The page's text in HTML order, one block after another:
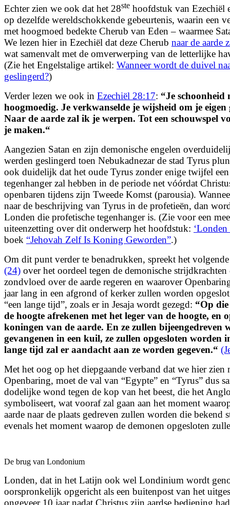
Echter zien we ook dat het 28ste hoofdstuk van Ezechiël
op dezelfde wereldschokkende gebeurtenis, waarin een
met hoogmoed bedekte Cherub van Eden – waarmee
We lezen hier in Ezechiël dat deze Cherub naar de aarde
wat samenvalt met de omverwerping van de letterlijke
(Zie het Engelstalige artikel: Wanneer wordt de duivel
geslingerd?)
Verder lezen we ook in Ezechiël 28:17: “Je schoonheid
hoogmoedig. Je verkwanselde je wijsheid om je
Naar de aarde zal ik je werpen. Tot een schouwspel
je maken.“
Aangezien Satan en zijn demonische engelen
werden geslingerd toen Nebukadnezar de stad Tyrus
ook duidelijk dat het oude Tyrus zonder enige twijfel
tegenhanger zal hebben in de periode net vóórdat
openbaren tijdens zijn Tweede Komst (parousia).
naar de beschrijving van Tyrus in de profetieën, dan
Londen die profetische tegenhanger is. (Zie voor een
uiteenzetting over dit onderwerp het hoofdstuk: ‘Londen
boek “Jehovah Zelf Is Koning Geworden”.)
Om dit punt verder te benadrukken, spreekt het
(24) over het oordeel tegen de demonische strijdkrachten
zondvloed over de aarde regeren en waarover
jaar lang in een afgrond of kerker zullen worden
“een lange tijd”, zoals er in Jesaja wordt gezegd: “Op
de hoogte afrekenen met het leger van de hoogte, en
koningen van de aarde. En ze zullen bijeengedreven
gevangenen in een kuil, ze zullen opgesloten worden
lange tijd zal er aandacht aan ze worden gegeven.“
Met het oog op het diepgaande verband dat we hier zien
Openbaring, moet de val van “Egypte” en “Tyrus” dus
dodelijke wond tegen de kop van het beest, die het
symboliseert, wat vooraf zal gaan aan het moment
aarde naar de plaats gedreven zullen worden die bekend
evenals het moment waarop de demonen opgesloten
De brug van Londonium
Londen, dat in het Latijn ook wel Londinium wordt
oorspronkelijk opgericht als een buitenpost van het
ongeveer 10 jaar nadat Christus zijn aardse bediening